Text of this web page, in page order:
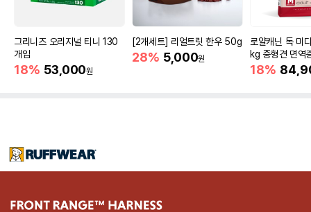
그리니즈 오리지널 티니 130
개입
18% 53,000원
[2개세트] 리얼트릿 한우 50g
28% 5,000원
로얄캐닌 독 미
kg 중형견 면역
18%